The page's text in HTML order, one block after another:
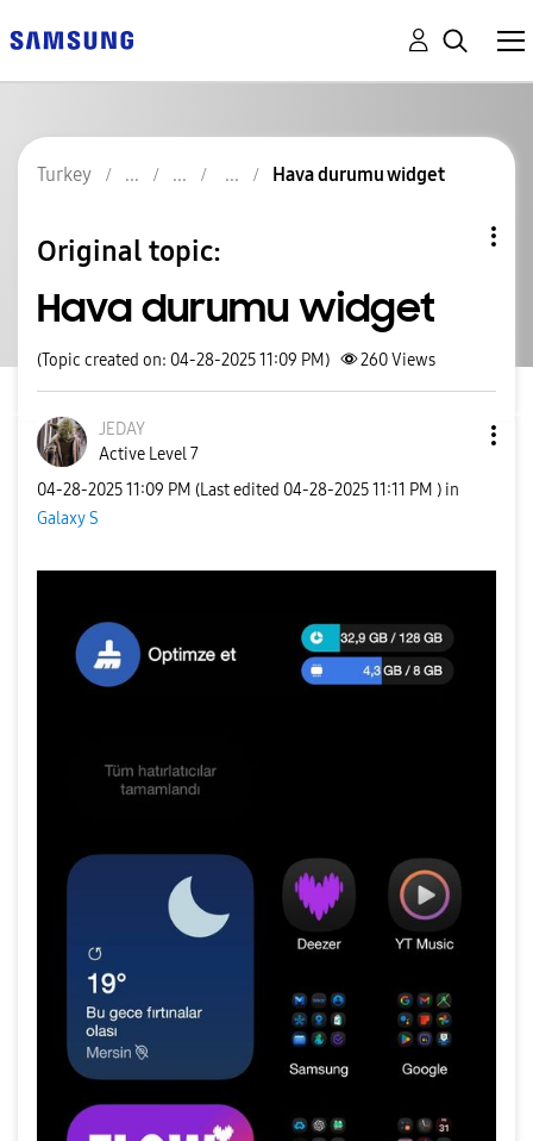
Turkey Hava durumu widget
Original topic:
Hava durumu widget
(Topic created on: 04-28-2025 11:09 PM) 260Views
JEDAY
Active Level 7
‎04-28-202511:09 PM (Last edited ‎04-28-202511:11 PM ) in
Galaxy S